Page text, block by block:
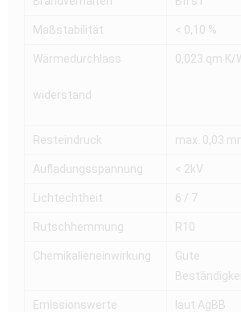
Maßstabilität < 0,10 %
Wärmedurchlass
widerstand
0,023 qm K/
Resteindruck max. 0,03
Aufladungsspannung < 2kV
Lichtechtheit 6 / 7
Rutschhemmung R10
Chemikalieneinwirkung
Gute
Emissionswerte laut AgBB